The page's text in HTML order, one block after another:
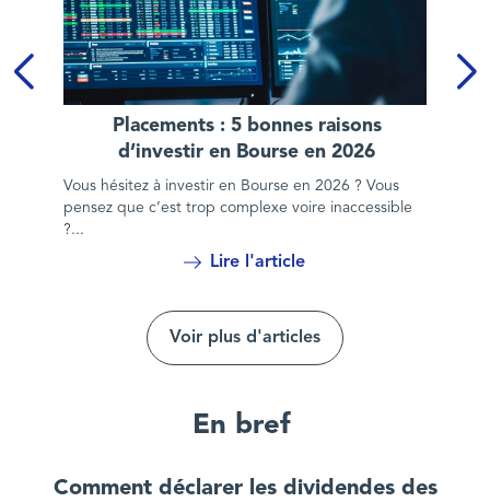
Placements : 5 bonnes raisons d’investir en Bourse en 2026
Placements : 5 bonnes raisons
d’investir en Bourse en 2026
Vous hésitez à investir en Bourse en 2026 ? Vous
pensez que c’est trop complexe voire inaccessible
?...
Lire l'article
Voir plus d'articles
En bref
Comment déclarer les dividendes des